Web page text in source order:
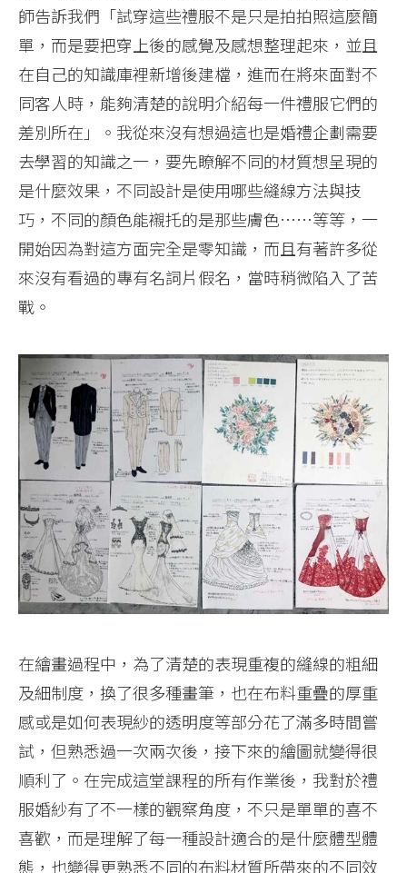
師告訴我們「試穿這些禮服不是只是拍拍照這麼簡
單，而是要把穿上後的感覺及感想整理起來，並且
在自己的知識庫裡新增後建檔，進而在將來面對不
同客人時，能夠清楚的說明介紹每一件禮服它們的
差別所在」。我從來沒有想過這也是婚禮企劃需要
去學習的知識之一，要先瞭解不同的材質想呈現的
是什麼效果，不同設計是使用哪些縫線方法與技
巧，不同的顏色能襯托的是那些膚色……等等，一
開始因為對這方面完全是零知識，而且有著許多從
來沒有看過的專有名詞片假名，當時稍微陷入了苦
戰。
在繪畫過程中，為了清楚的表現重複的縫線的粗細
及細制度，換了很多種畫筆，也在布料重疊的厚重
感或是如何表現紗的透明度等部分花了滿多時間嘗
試，但熟悉過一次兩次後，接下來的繪圖就變得很
順利了。在完成這堂課程的所有作業後，我對於禮
服婚紗有了不一樣的觀察角度，不只是單單的喜不
喜歡，而是理解了每一種設計適合的是什麼體型體
態，也變得更熟悉不同的布料材質所帶來的不同效